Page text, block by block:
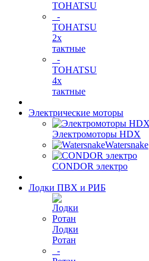
TOHATSU
-
TOHATSU
2х
тактные
-
TOHATSU
4х
тактные
Электрические моторы
Электромоторы HDX
Watersnake
CONDOR электро
Лодки ПВХ и РИБ
Лодки
Ротан
-